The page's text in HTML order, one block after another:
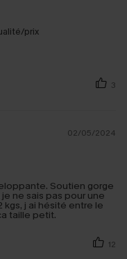
prix
3
02/05/2024
Soutien gorge
ne sais pas pour une
kgs, j ai hésité entre le
taille petit.
12